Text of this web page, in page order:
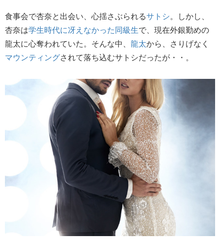
食事会で杏奈と出会い、心揺さぶられるサトシ。しかし、
杏奈は学生時代に冴えなかった同級生で、現在外銀勤めの
龍太に心奪われていた。そんな中、 龍太から、さりげなく
マウンティングされて落ち込むサトシだったが・・。